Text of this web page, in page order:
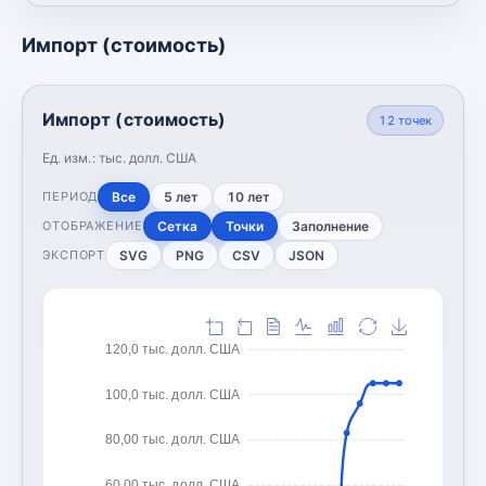
Импорт (стоимость)
Импорт (стоимость)
Ед. изм.: тыс. долл. США
12 точек
ПЕРИОД Все 5 лет 10 лет
ОТОБРАЖЕНИЕ Сетка Точки Заполнение
ЭКСПОРТ SVG PNG CSV JSON
80,00 тыс. долл. США
100,0 тыс. долл. США
120,0 тыс. долл. США